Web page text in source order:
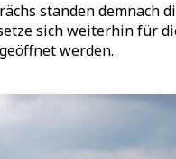
standen demnach
sich weiterhin für
werden.